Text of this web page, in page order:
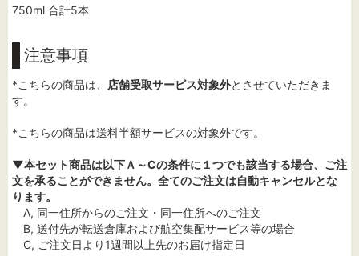
750ml 合計5本
注意事項
*こちらの商品は、 店舗受取サービス対象外とさせていただきま
す。
*こちらの商品は送料半額サービスの対象外です。
▼本セット商品は以下Ａ～Cの条件に１つでも該当する場合、ご注
文を承ることができません。全てのご注文は自動キャンセルとな
ります。
A, 同一住所からのご注文・同一住所へのご注文
B, 送付先が転送倉庫および航空集配サービス等の場合
C, ご注文日より1週間以上先のお届け指定日